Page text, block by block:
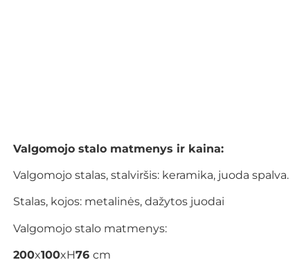
Valgomojo stalo matmenys ir kaina:
Valgomojo stalas, stalviršis: keramika, juoda spalva.
Stalas, kojos: metalinės, dažytos juodai
Valgomojo stalo matmenys:
200x100xH76 cm